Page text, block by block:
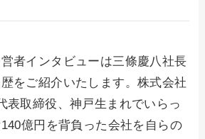
営者インタビューは三條慶八社長
をご紹介いたします。株式会社
表取締役、神戸生まれでいらっ
億円を背負った会社を自らの